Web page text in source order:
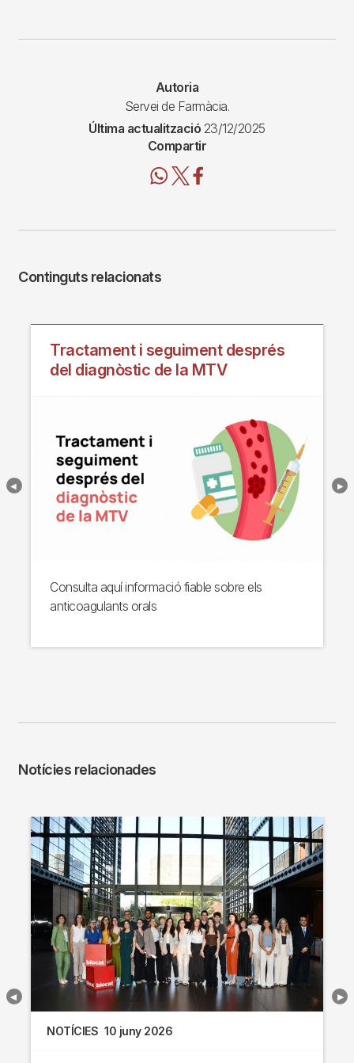
Autoria
Servei de Farmàcia.
Última actualització 23/12/2025
Compartir
Continguts relacionats
Tractament i seguiment després
del diagnòstic de la MTV
Consulta aquí informació fiable sobre els
anticoagulants orals
Notícies relacionades
NOTÍCIES 10 juny 2026